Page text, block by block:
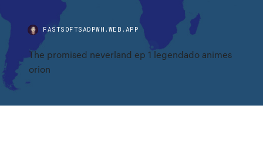
FASTSOFTSADPWH.WEB.APP
The promised neverland ep 1 legendado animes
orion